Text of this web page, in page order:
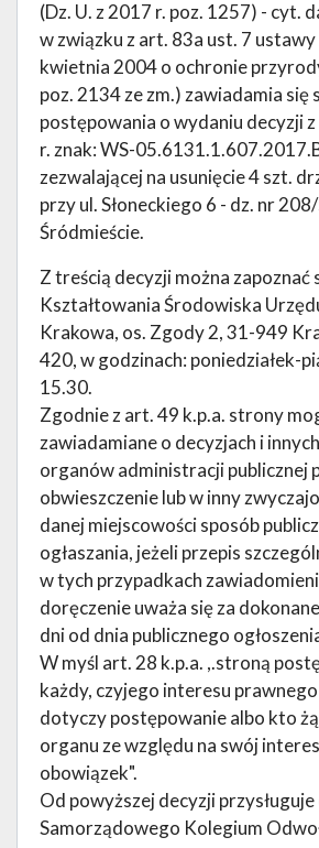
(Dz. U. z 2017 r. poz. 1257) - cyt.
w związku z art. 83a ust. 7 ustawy
kwietnia 2004 o ochronie
poz. 2134 ze zm.) zawiadamia się
postępowania o wydaniu decyzji
r. znak: WS-
zezwalającej na usunięcie 4 szt.
przy ul. Słoneckiego 6 - dz. nr
Śródmieście.
Z treścią decyzji można zapoznać
Kształtowania Środowiska
Krakowa, os. Zgody 2, 31-949
420, w godzinach: poniedziałek-
15.30.
Zgodnie z art. 49 k.p.a. strony
zawiadamiane o decyzjach i
organów administracji publicznej
obwieszczenie lub w inny
danej miejscowości sposób
ogłaszania, jeżeli przepis
w tych przypadkach
doręczenie uważa się za
dni od dnia publicznego
W myśl art. 28 k.p.a. ,.stroną
każdy, czyjego interesu
dotyczy postępowanie albo kto
organu ze względu na swój
obowiązek".
Od powyższej decyzji
Samorządowego Kolegium